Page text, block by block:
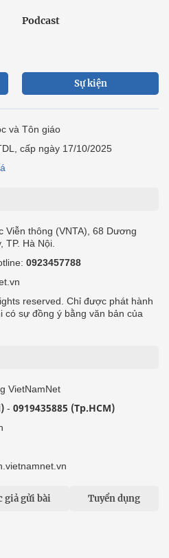
Podcast
Sự kiện
và Tôn giáo
cấp ngày 17/10/2025
Viễn thông (VNTA), 68 Dương
Hà Nội.
0923457788
reserved. Chỉ được phát hành
có sự đồng ý bằng văn bản của
VietNamNet
- 0919435885 (Tp.HCM)
giả gửi bài Tuyển dụng